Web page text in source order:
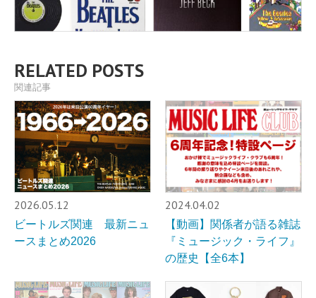
RELATED POSTS
関連記事
2026.05.12
ビートルズ関連 最新ニュ
ースまとめ2026
2024.04.02
【動画】関係者が語る雑誌
『ミュージック・ライフ』
の歴史【全6本】